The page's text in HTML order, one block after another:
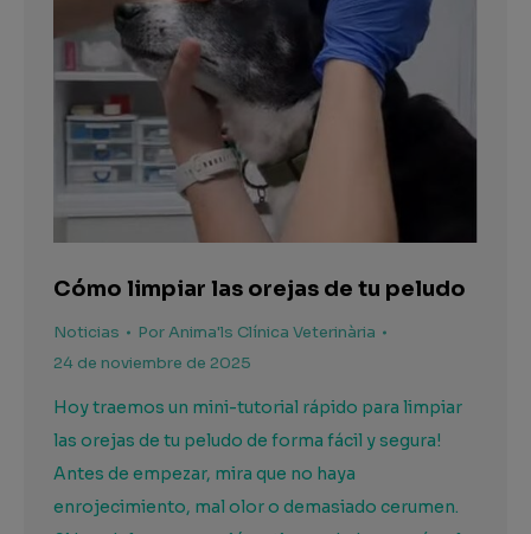
Cómo limpiar las orejas de tu peludo
Noticias PorAnima'ls Clínica Veterinària
24 de noviembre de 2025
Hoy traemos un mini-tutorial rápido para limpiar
las orejas de tu peludo de forma fácil y segura!
Antes de empezar, mira que no haya
enrojecimiento, mal olor o demasiado cerumen.